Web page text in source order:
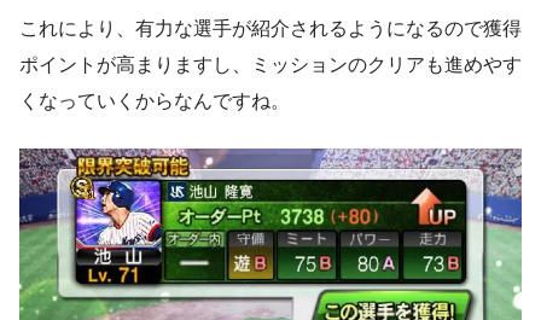
これにより、有力な選手が紹介されるようになるので獲得
ポイントが高まりますし、ミッションのクリアも進めやす
くなっていくからなんですね。